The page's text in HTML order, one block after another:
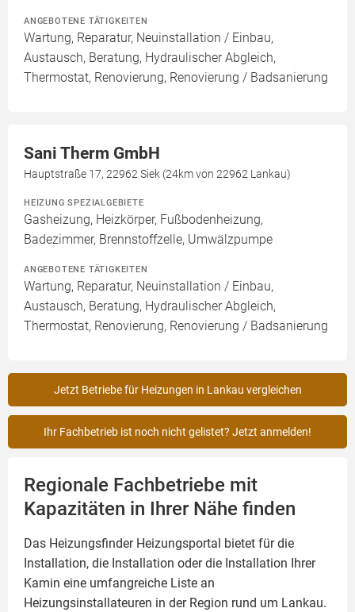
ANGEBOTENE TÄTIGKEITEN
Wartung, Reparatur, Neuinstallation / Einbau,
Austausch, Beratung, Hydraulischer Abgleich,
Thermostat, Renovierung, Renovierung / Badsanierung
Sani Therm GmbH
Hauptstraße 17, 22962 Siek (24km von 22962 Lankau)
HEIZUNG SPEZIALGEBIETE
Gasheizung, Heizkörper, Fußbodenheizung,
Badezimmer, Brennstoffzelle, Umwälzpumpe
ANGEBOTENE TÄTIGKEITEN
Wartung, Reparatur, Neuinstallation / Einbau,
Austausch, Beratung, Hydraulischer Abgleich,
Thermostat, Renovierung, Renovierung / Badsanierung
Jetzt Betriebe für Heizungen in Lankau vergleichen
Ihr Fachbetrieb ist noch nicht gelistet? Jetzt anmelden!
Regionale Fachbetriebe mit
Kapazitäten in Ihrer Nähe finden
Das Heizungsfinder Heizungsportal bietet für die
Installation, die Installation oder die Installation Ihrer
Kamin eine umfangreiche Liste an
Heizungsinstallateuren in der Region rund um Lankau.